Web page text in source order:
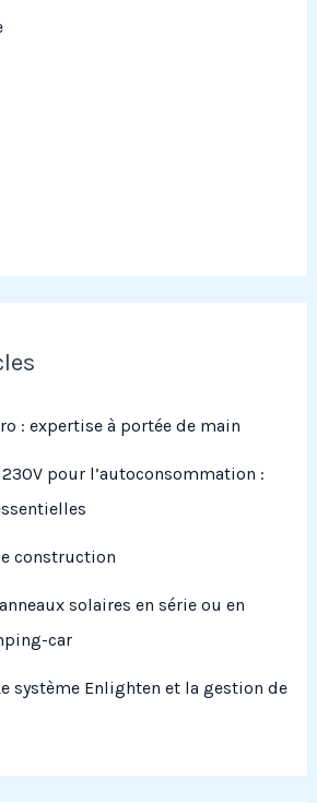
: expertise à portée de main
pour l’autoconsommation :
construction
solaires en série ou en
car
système Enlighten et la gestion de